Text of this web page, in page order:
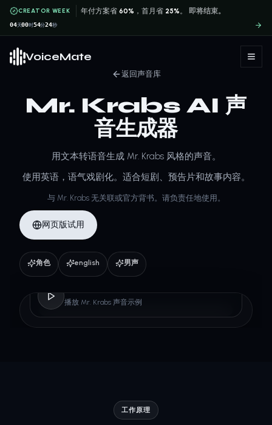
CREATOR WEEK 年付方案省60% ，首月省 25%。 即将结束。
04天00时54分24秒
VoiceMate
返回声音库
Mr. Krabs AI 声
音生成器
用文本转语音生成 Mr. Krabs 风格的声音。
使用英语，语气戏剧化。适合短剧、预告片和故事内容。
与 Mr. Krabs 无关联或官方背书。请负责任地使用。
网页版试用
角色 english 男声
播放 Mr. Krabs 声音示例
工作原理